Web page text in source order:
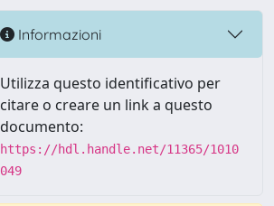
Informazioni
Utilizza questo identificativo per
citare o creare un link a questo
documento:
https://hdl.handle.net/11365/1010
049